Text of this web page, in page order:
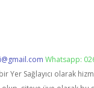
Whatsapp:
Yer Sağlayıcı